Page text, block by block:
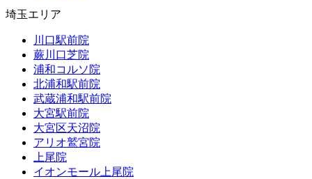
埼玉エリア
川口駅前院
蕨川口芝院
浦和コルソ院
北浦和駅前院
武蔵浦和駅前院
大宮駅前院
大宮区天沼院
アリオ鷲宮院
上尾院
イオンモール上尾院